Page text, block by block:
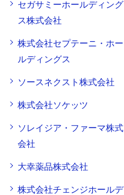
セガサミーホールディング
ス株式会社
株式会社セプテーニ・ホー
ルディングス
ソースネクスト株式会社
株式会社ソケッツ
ソレイジア・ファーマ株式
会社
大幸薬品株式会社
株式会社チェンジホールデ